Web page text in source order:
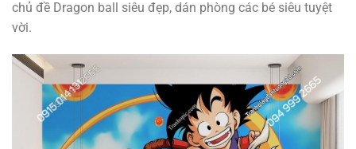
chủ đề Dragon ball siêu đẹp, dán phòng các bé siêu tuyệt
vời.